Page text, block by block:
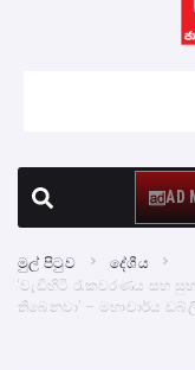
AD
මුල් පිටුව
දේශීය
‘වැඩිහිටි රැකවරණය සහ
තිබෙනවා’ – මහාචාර්ය